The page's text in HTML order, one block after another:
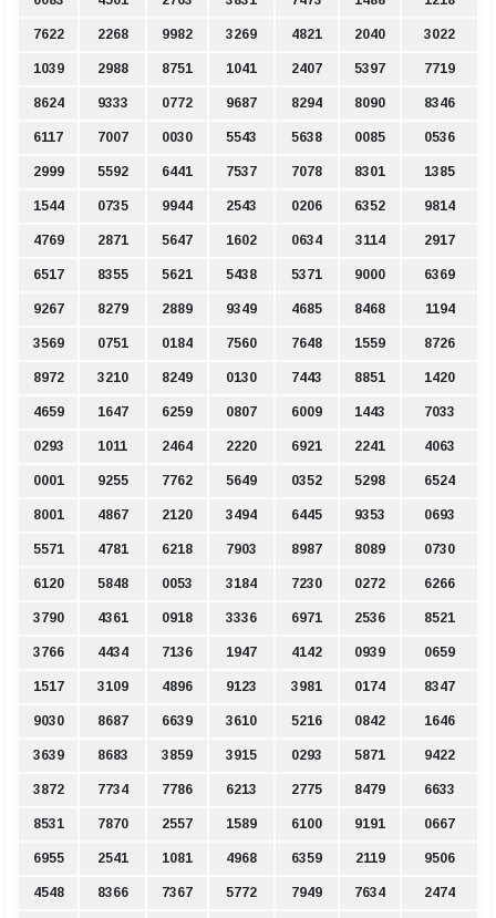
7622 2268 9982 3269 4821 2040 3022
1039 2988 8751 1041 2407 5397 7719
8624 9333 0772 9687 8294 8090 8346
6117 7007 0030 5543 5638 0085 0536
2999 5592 6441 7537 7078 8301 1385
1544 0735 9944 2543 0206 6352 9814
4769 2871 5647 1602 0634 3114 2917
6517 8355 5621 5438 5371 9000 6369
9267 8279 2889 9349 4685 8468 1194
3569 0751 0184 7560 7648 1559 8726
8972 3210 8249 0130 7443 8851 1420
4659 1647 6259 0807 6009 1443 7033
0293 1011 2464 2220 6921 2241 4063
0001 9255 7762 5649 0352 5298 6524
8001 4867 2120 3494 6445 9353 0693
5571 4781 6218 7903 8987 8089 0730
6120 5848 0053 3184 7230 0272 6266
3790 4361 0918 3336 6971 2536 8521
3766 4434 7136 1947 4142 0939 0659
1517 3109 4896 9123 3981 0174 8347
9030 8687 6639 3610 5216 0842 1646
3639 8683 3859 3915 0293 5871 9422
3872 7734 7786 6213 2775 8479 6633
8531 7870 2557 1589 6100 9191 0667
6955 2541 1081 4968 6359 2119 9506
4548 8366 7367 5772 7949 7634 2474